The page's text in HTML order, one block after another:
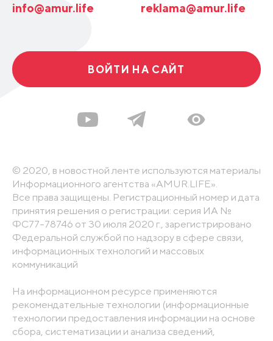
info@amur.life reklama@amur.life
ВОЙТИ НА САЙТ
© 2020, в новостной ленте используются материалы
Информационного агентства «AMUR.LIFE».
Все права защищены. Регистрационный номер и дата
принятия решения о регистрации: серия ИА №
ФС77-78746 от 30 июля 2020 г., зарегистрировано
Федеральной службой по надзору в сфере связи,
информационных технологий и массовых
коммуникаций
На информационном ресурсе применяются
рекомендательные технологии (информационные
технологии предоставления информации на основе
сбора, систематизации и анализа сведений,